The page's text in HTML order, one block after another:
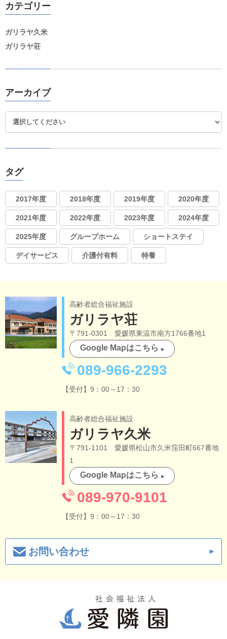
カテゴリー
ガリラヤ久米
ガリラヤ荘
アーカイブ
タグ
2017年度 2018年度 2019年度 2020年度
2021年度 2022年度 2023年度 2024年度
2025年度 グループホーム ショートステイ
デイサービス 介護付有料 特養
高齢者総合福祉施設
ガリラヤ荘
〒791-0301 愛媛県東温市南方1766番地1
Google Mapはこちら
089-966-2293
【受付】9：00～17：30
高齢者総合福祉施設
ガリラヤ久米
〒791-1101 愛媛県松山市久米窪田町667番地
1
Google Mapはこちら
089-970-9101
【受付】9：00～17：30
お問い合わせ